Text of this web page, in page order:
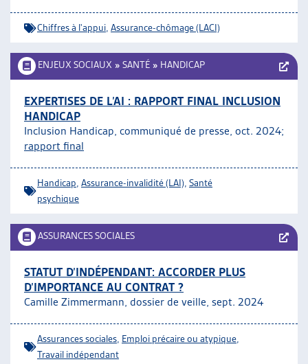
Chiffres à l'appui Assurance-chômage (LACI)
ENJEUX SOCIAUX » SANTÉ » HANDICAP
EXPERTISES DE L’AI : RAPPORT FINAL INCLUSION
HANDICAP
Inclusion Handicap, communiqué de presse, oct. 2024;
rapport final
Handicap Assurance-invalidité (LAI) Santé
psychique
ASSURANCES SOCIALES
STATUT D’INDÉPENDANT: ACCORDER PLUS
D’IMPORTANCE AU CONTRAT ?
Camille Zimmermann, dossier de veille, sept. 2024
Assurances sociales Emploi précaire ou atypique
Travail indépendant